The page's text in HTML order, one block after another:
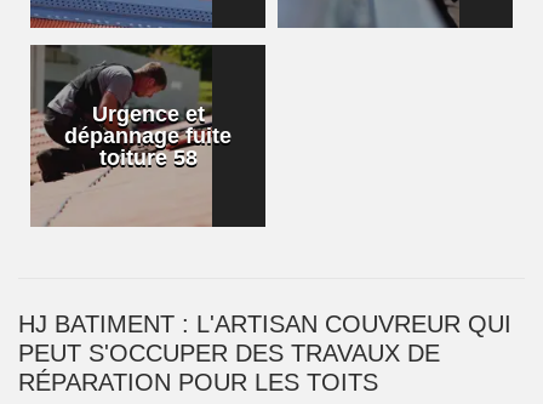
Urgence et
dépannage fuite
toiture 58
HJ BATIMENT : L'ARTISAN COUVREUR QUI
PEUT S'OCCUPER DES TRAVAUX DE
RÉPARATION POUR LES TOITS